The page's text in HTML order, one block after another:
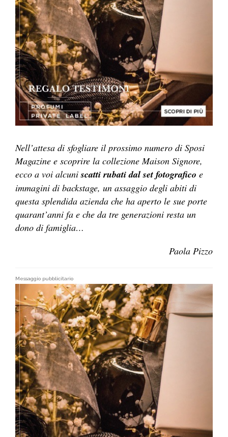
Nell’attesa di sfogliare il prossimo numero di Sposi
Magazine e scoprire la collezione Maison Signore,
ecco a voi alcuniscatti rubati dal set fotografico e
immagini di backstage, un assaggio degli abiti di
questa splendida azienda che ha aperto le sue porte
quarant’anni fa e che da tre generazioni resta un
dono di famiglia…
Paola Pizzo
Messaggio pubblicitario